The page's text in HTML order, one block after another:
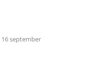
september